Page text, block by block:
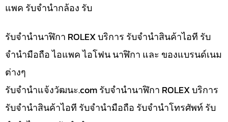
แพค รับจำนำกล้อง รับ
รับจำนำนาฬิกา ROLEX บริการ รับจำนำสินค้าไอที รับ
จำนำมือถือ ไอแพค ไอโฟน นาฬิกา และ ของแบรนด์เนม
ต่างๆ
รับจํานําแจ้งวัฒนะ.com รับจำนำนาฬิกา ROLEX บริการ
รับจำนำสินค้าไอที รับจำนำมือถือ รับจำนำโทรศัพท์ รับ